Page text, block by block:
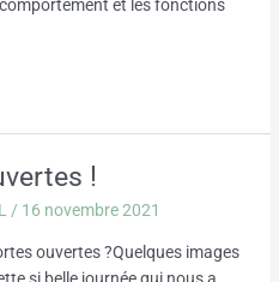
et les fonctions
!
/ 16 novembre 2021
ouvertes ?Quelques images